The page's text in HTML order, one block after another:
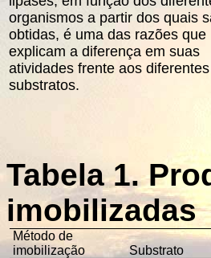
organismos a partir dos quais
obtidas, é uma das razões que
explicam a diferença em suas
atividades frente aos diferentes
substratos.
Tabela 1.
imobilizadas
Método de
imobilização
Substrato